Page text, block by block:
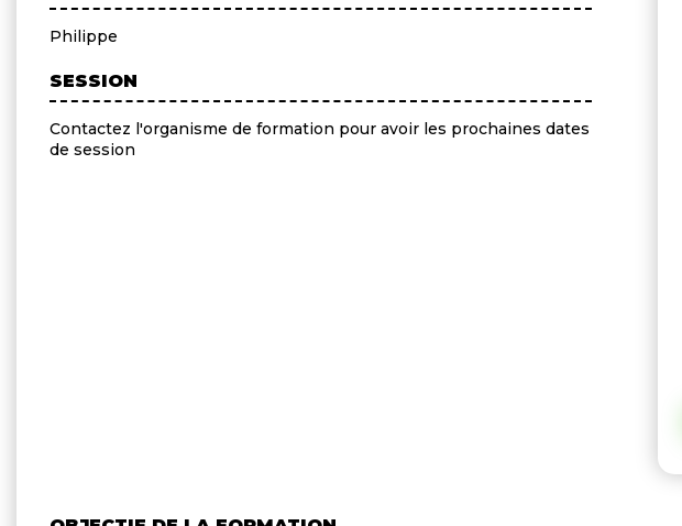
Philippe
SESSION
Contactez l'organisme de formation pour avoir les prochaines dates
de session